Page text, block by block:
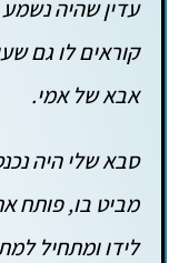
עדין שהיה
קוראים לו גם
אבא של אמי.
סבא שלי היה
מביט בו, פותח
לידו ומתחיל